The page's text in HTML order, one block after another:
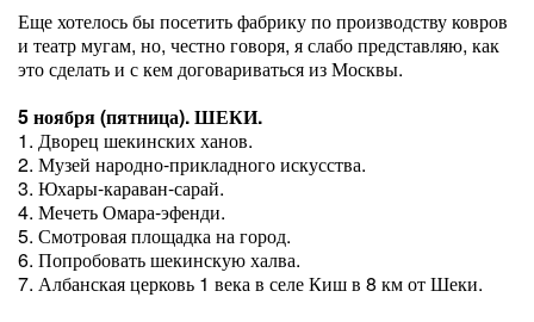
Еще хотелось бы посетить фабрику по производству ковров
и театр мугам, но, честно говоря, я слабо представляю, как
это сделать и с кем договариваться из Москвы.
5 ноября (пятница). ШЕКИ.
1. Дворец шекинских ханов.
2. Музей народно-прикладного искусства.
3. Юхары-караван-сарай.
4. Мечеть Омара-эфенди.
5. Смотровая площадка на город.
6. Попробовать шекинскую халва.
7. Албанская церковь 1 века в селе Киш в 8 км от Шеки.